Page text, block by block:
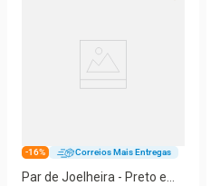
-16% Correios Mais Entregas
Par de Joelheira - Preto e